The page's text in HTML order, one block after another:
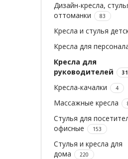
Дизайн-кресла,
оттоманки
83
Кресла и стулья
Кресла для
Кресла для
руководителей
Кресла-качалки 4
Массажные кресла
Стулья для
офисные
153
Стулья и кресла для
дома
220